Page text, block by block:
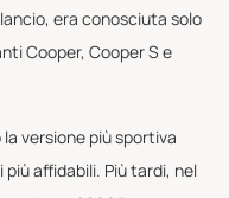
era conosciuta solo
Cooper, Cooper S e
la versione più sportiva
affidabili. Più tardi, nel